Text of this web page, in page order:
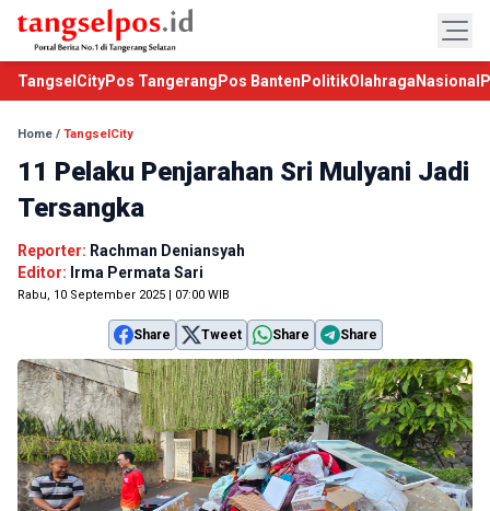
TangselCityPos Tangerang Pos Banten PolitikOlahraga Nasional
Home / TangselCity
11 Pelaku Penjarahan Sri Mulyani Jadi
Tersangka
Reporter: Rachman Deniansyah
Editor: Irma Permata Sari
Rabu, 10 September 2025 | 07:00 WIB
Share Tweet Share Share